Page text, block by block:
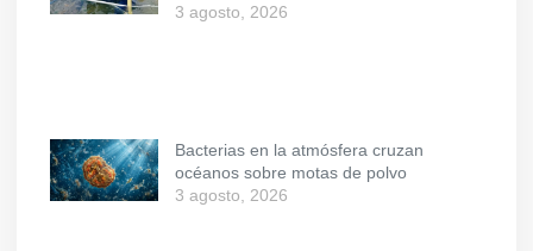
3 agosto, 2026
Bacterias en la atmósfera cruzan
océanos sobre motas de polvo
3 agosto, 2026